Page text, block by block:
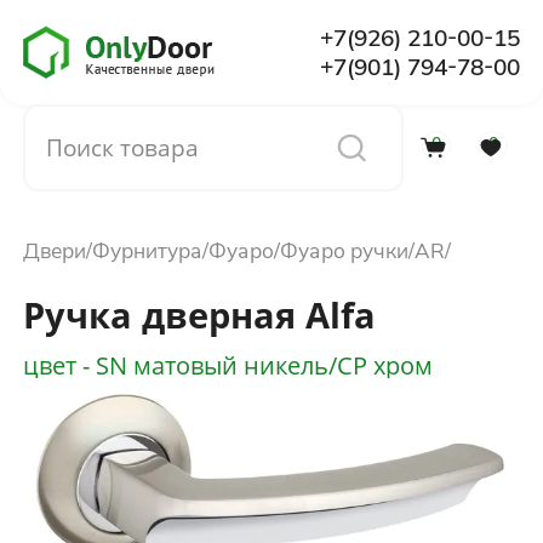
+7(926) 210-00-15
+7(901) 794-78-00
0 0
О компании
Установка
Доставка и оплата
Отзывы
Двери Фурнитура Фуаро Фуаро ручки AR
Ручка дверная Alfa
цвет - SN матовый никель/CP хром